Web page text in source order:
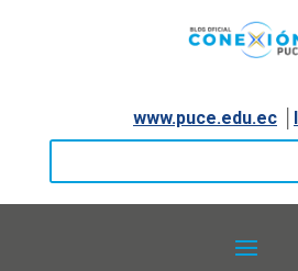
www.puce.edu.ec│